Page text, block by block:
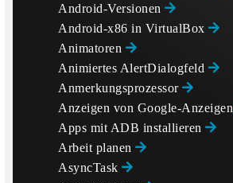
Android-Versionen
Android-x86 in VirtualBox
Animatoren
Animiertes AlertDialogfeld
Anmerkungsprozessor
Anzeigen von Google-Anzeigen
Apps mit ADB installieren
Arbeit planen
AsyncTask